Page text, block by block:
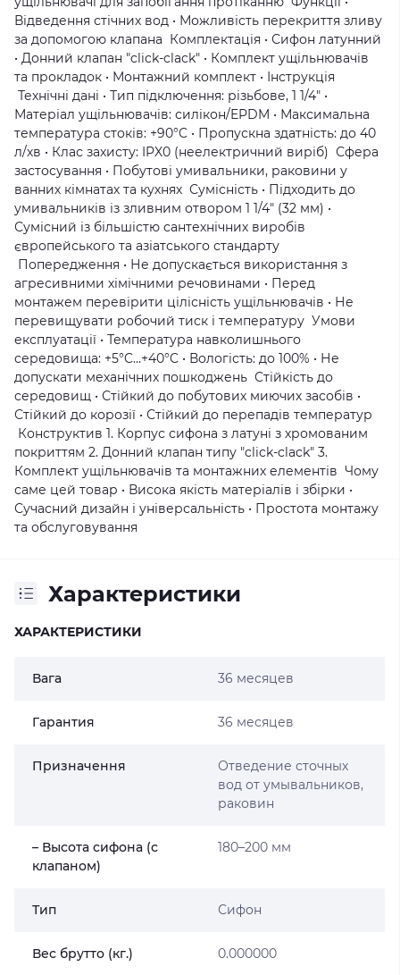
Відведення стічних вод • Можливість перекриття зливу
за допомогою клапана Комплектація • Сифон латунний
• Донний клапан "click-clack" • Комплект ущільнювачів
та прокладок • Монтажний комплект • Інструкція
Технічні дані • Тип підключення: різьбове, 1 1/4" •
Матеріал ущільнювачів: силікон/EPDM • Максимальна
температура стоків: +90°C • Пропускна здатність: до 40
л/хв • Клас захисту: IPX0 (неелектричний виріб) Сфера
застосування • Побутові умивальники, раковини у
ванних кімнатах та кухнях Сумісність • Підходить до
умивальників із зливним отвором 1 1/4" (32 мм) •
Сумісний із більшістю сантехнічних виробів
європейського та азіатського стандарту
Попередження • Не допускається використання з
агресивними хімічними речовинами • Перед
монтажем перевірити цілісність ущільнювачів • Не
перевищувати робочий тиск і температуру Умови
експлуатації • Температура навколишнього
середовища: +5°C…+40°C • Вологість: до 100% • Не
допускати механічних пошкоджень Стійкість до
середовищ • Стійкий до побутових миючих засобів •
Стійкий до корозії • Стійкий до перепадів температур
Конструктив 1. Корпус сифона з латуні з хромованим
покриттям 2. Донний клапан типу "click-clack" 3.
Комплект ущільнювачів та монтажних елементів Чому
саме цей товар • Висока якість матеріалів і збірки •
Сучасний дизайн і універсальність • Простота монтажу
та обслуговування
Характеристики
ХАРАКТЕРИСТИКИ
Вага 36 месяцев
Гарантия 36 месяцев
Призначення
Отведение сточных
вод от умывальников,
раковин
– Высота сифона (с
клапаном)
180–200 мм
Тип Сифон
Вес брутто (кг.) 0.000000